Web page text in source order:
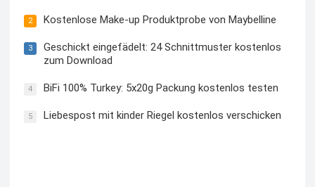
2 Kostenlose Make-up Produktprobe von Maybelline
3
Geschickt eingefädelt: 24 Schnittmuster kostenlos
zum Download
4 BiFi 100% Turkey: 5x20g Packung kostenlos testen
5 Liebespost mit kinder Riegel kostenlos verschicken